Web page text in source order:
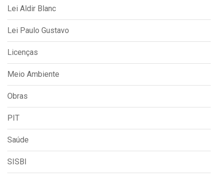
Lei Aldir Blanc
Lei Paulo Gustavo
Licenças
Meio Ambiente
Obras
PIT
Saúde
SISBI